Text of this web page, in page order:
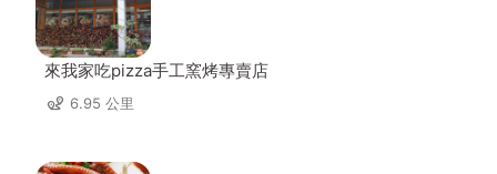
來我家吃pizza手工窯烤專賣店
6.95 公里